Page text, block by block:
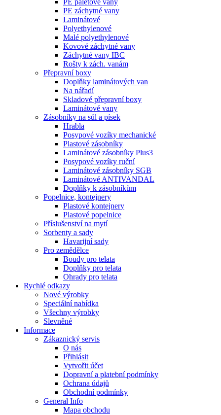
PE paletové vany
PE záchytné vany
Laminátové
Polyethylenové
Malé polyethylenové
Kovové záchytné vany
Záchytné vany IBC
Rošty k zách. vanám
Přepravní boxy
Doplňky laminátových van
Na nářadí
Skladové přepravní boxy
Laminátové vany
Zásobníky na sůl a písek
Hrabla
Posypové vozíky mechanické
Plastové zásobníky
Laminátové zásobníky Plus3
Posypové vozíky ruční
Laminátové zásobníky SGB
Laminátové ANTIVANDAL
Doplňky k zásobníkům
Popelnice, kontejnery
Plastové kontejnery
Plastové popelnice
Příslušenství na mytí
Sorbenty a sady
Havarijní sady
Pro zemědělce
Boudy pro telata
Doplňky pro telata
Ohrady pro telata
Rychlé odkazy
Nové výrobky
Speciální nabídka
Všechny výrobky
Slevněné
Informace
Zákaznický servis
O nás
Přihlásit
Vytvořit účet
Dopravní a platební podmínky
Ochrana údajů
Obchodní podmínky
General Info
Mapa obchodu